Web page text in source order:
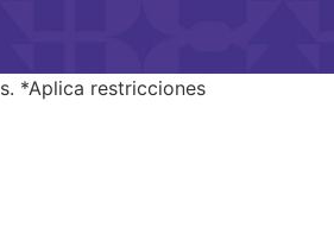
*Aplica restricciones